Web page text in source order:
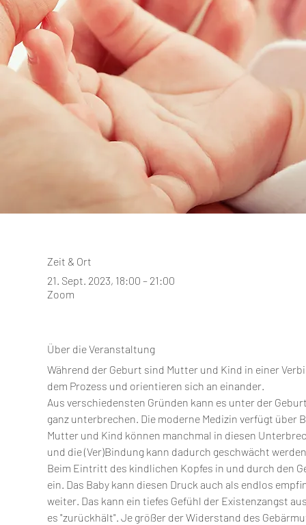
Zeit & Ort
21. Sept. 2023, 18:00 – 21:00
Zoom
Über die Veranstaltung
Während der Geburt sind Mutter und Kind in einer
dem Prozess und orientieren sich an einander.
Aus verschiedensten Gründen kann es unter der
ganz unterbrechen. Die moderne Medizin verfügt
Mutter und Kind können manchmal in diesen
und die (Ver)Bindung kann dadurch geschwächt
Beim Eintritt des kindlichen Kopfes in und durch den
ein. Das Baby kann diesen Druck auch als endlos
weiter. Das kann ein tiefes Gefühl der Existenzangst
es "zurückhält". Je größer der Widerstand des